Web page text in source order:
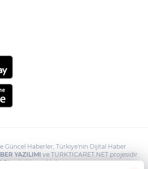
Yumaklı: "İspanya’da
Güncel Haberler, Türkiye'nin Dijital Haber
YAZILIMI ve TURKTICARET.NET projesidir
hakları saklıdır.